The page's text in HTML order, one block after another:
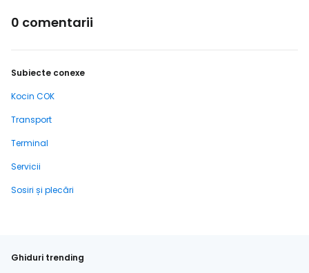
0 comentarii
Subiecte conexe
Kocin COK
Transport
Terminal
Servicii
Sosiri și plecări
Ghiduri trending